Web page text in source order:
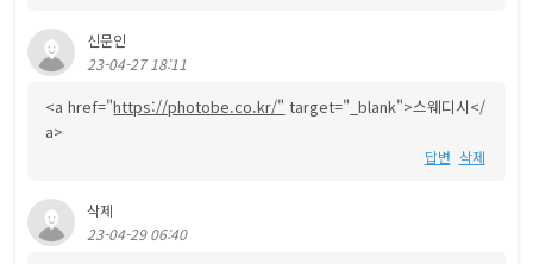
신문인
23-04-27 18:11
<a href="https://photobe.co.kr/" target="_blank">스웨디시</
a>
답변 삭제
삭제
23-04-29 06:40